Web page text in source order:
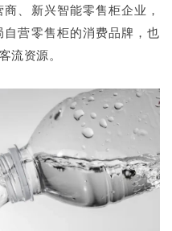
、新兴智能零售柜企业，
营零售柜的消费品牌，也
流资源。